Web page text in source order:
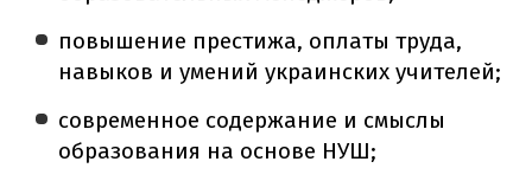
повышение престижа, оплаты труда,
навыков и умений украинских учителей;
современное содержание и смыслы
образования на основе НУШ;